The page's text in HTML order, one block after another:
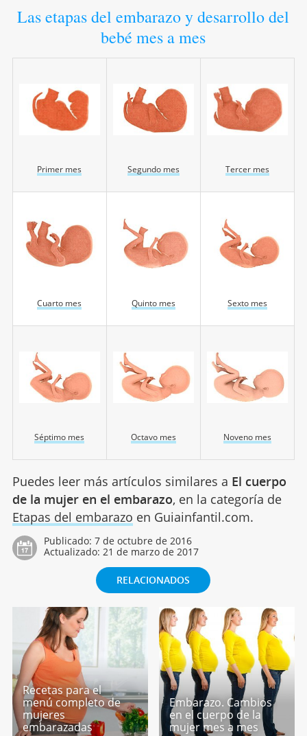
Las etapas del embarazo y desarrollo del
bebé mes a mes
Primer mes Segundo mes Tercer mes
Cuarto mes Quinto mes Sexto mes
Séptimo mes Octavo mes Noveno mes
Puedes leer más artículos similares a El cuerpo
de la mujer en el embarazo, en la categoría de
Etapas del embarazo en Guiainfantil.com.
Publicado: 7 de octubre de 2016
Actualizado: 21 de marzo de 2017
RELACIONADOS
Recetas para el
menú completo de
mujeres
embarazadas
Embarazo. Cambios
en el cuerpo de la
mujer mes a mes